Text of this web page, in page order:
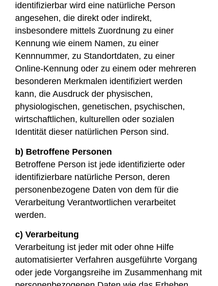
identifizierbar wird eine natürliche Person
angesehen, die direkt oder indirekt,
insbesondere mittels Zuordnung zu einer
Kennung wie einem Namen, zu einer
Kennnummer, zu Standortdaten, zu einer
Online-Kennung oder zu einem oder mehreren
besonderen Merkmalen identifiziert werden
kann, die Ausdruck der physischen,
physiologischen, genetischen, psychischen,
wirtschaftlichen, kulturellen oder sozialen
Identität dieser natürlichen Person sind.
b) Betroffene Personen
Betroffene Person ist jede identifizierte oder
identifizierbare natürliche Person, deren
personenbezogene Daten von dem für die
Verarbeitung Verantwortlichen verarbeitet
werden.
c) Verarbeitung
Verarbeitung ist jeder mit oder ohne Hilfe
automatisierter Verfahren ausgeführte Vorgang
oder jede Vorgangsreihe im Zusammenhang mit